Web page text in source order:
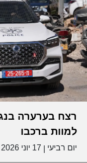
רצח בערערה
למוות ברכבו
יום רביעי 17 יוני 2026